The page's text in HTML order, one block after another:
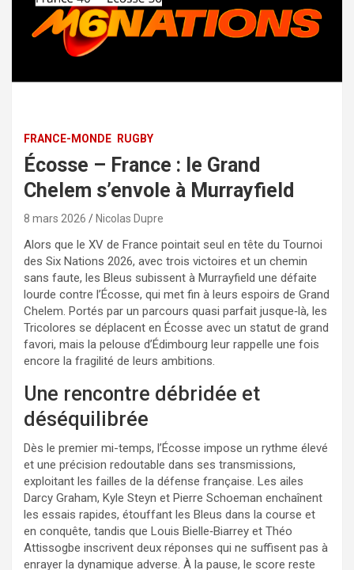
FRANCE-MONDE RUGBY
Écosse – France : le Grand
Chelem s’envole à Murrayfield
8 mars 2026 Nicolas Dupre
Alors que le XV de France pointait seul en tête du Tournoi
des Six Nations 2026, avec trois victoires et un chemin
sans faute, les Bleus subissent à Murrayfield une défaite
lourde contre l’Écosse, qui met fin à leurs espoirs de Grand
Chelem. Portés par un parcours quasi parfait jusque‑là, les
Tricolores se déplacent en Écosse avec un statut de grand
favori, mais la pelouse d’Édimbourg leur rappelle une fois
encore la fragilité de leurs ambitions.
Une rencontre débridée et
déséquilibrée
Dès le premier mi-temps, l’Écosse impose un rythme élevé
et une précision redoutable dans ses transmissions,
exploitant les failles de la défense française. Les ailes
Darcy Graham, Kyle Steyn et Pierre Schoeman enchaînent
les essais rapides, étouffant les Bleus dans la course et
en conquête, tandis que Louis Bielle‑Biarrey et Théo
Attissogbe inscrivent deux réponses qui ne suffisent pas à
enrayer la dynamique adverse. À la pause, le score reste